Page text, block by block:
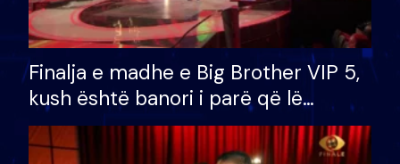
Finalja e madhe e Big Brother VIP 5,
kush është banori i parë që lë
shtëpinë dhe humb mundësinë për
të fituar çmimin e madh